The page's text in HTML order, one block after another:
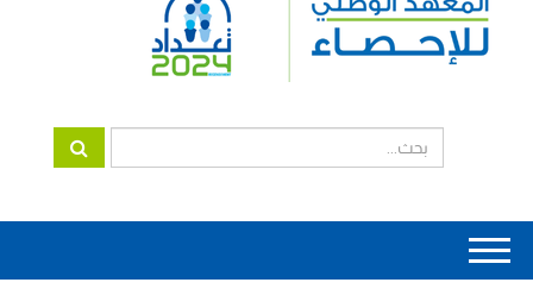
Main